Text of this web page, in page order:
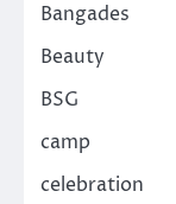
Bangades
Beauty
BSG
camp
celebration